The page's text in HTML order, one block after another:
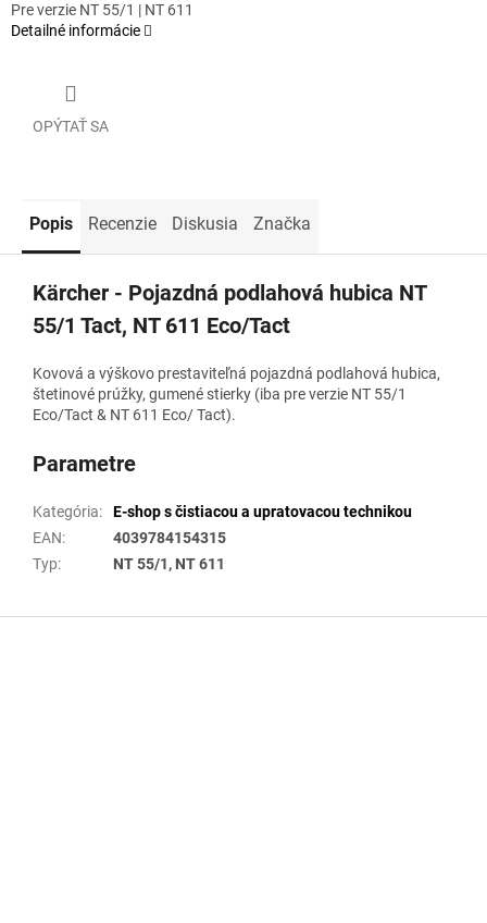
Pre verzie NT 55/1 | NT 611
Detailné informácie
OPÝTAŤ SA
Popis Recenzie Diskusia Značka
Kärcher - Pojazdná podlahová hubica NT
55/1 Tact, NT 611 Eco/Tact
Kovová a výškovo prestaviteľná pojazdná podlahová hubica,
štetinové prúžky, gumené stierky (iba pre verzie NT 55/1
Eco/Tact & NT 611 Eco/ Tact).
Parametre
Kategória:
E-shop s čistiacou a upratovacou technikou
EAN:
4039784154315
Typ: NT 55/1, NT 611